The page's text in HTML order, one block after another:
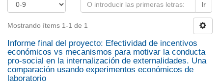
Ir
Mostrando ítems 1-1 de 1
Informe final del proyecto: Efectividad de incentivos
económicos vs mecanismos para motivar la conducta
pro-social en la internalización de externalidades. Una
comparación usando experimentos económicos de
laboratorio